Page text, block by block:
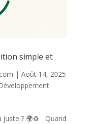
simple et
| Août 14, 2025
juste ? 🌍♻️ Quand